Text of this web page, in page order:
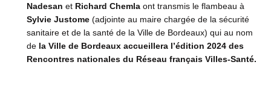
Nadesan et Richard Chemlaont transmis le flambeau à
Sylvie Justome(adjointe au maire chargée de la sécurité
sanitaire et de la santé de la Ville de Bordeaux) qui au nom
dela Ville de Bordeaux accueillera l’édition 2024 des
Rencontres nationales du Réseau français Villes-Santé.